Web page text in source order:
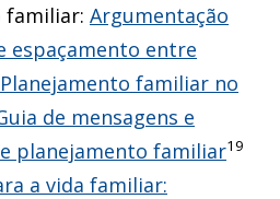
familiar: Argumentação
espaçamento entre
familiar no
de mensagens e
planejamento familiar19
a vida familiar: